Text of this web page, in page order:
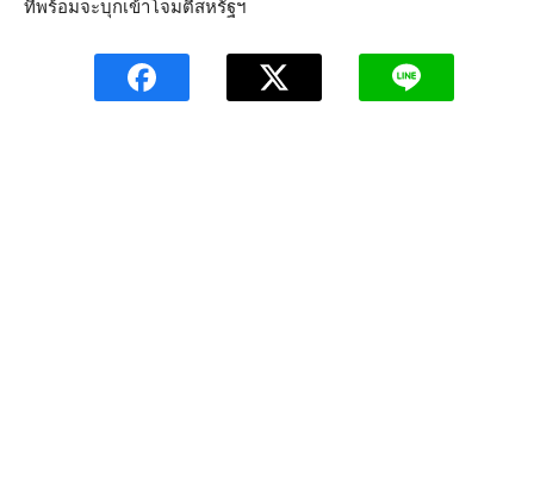
ที่พร้อมจะบุกเข้าโจมตีสหรัฐฯ